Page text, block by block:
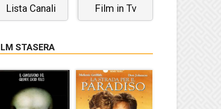
Lista Canali Film in Tv
STASERA